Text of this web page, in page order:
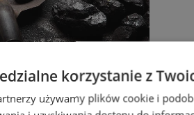
węglowy
korzystanie z
używamy plików cookie i